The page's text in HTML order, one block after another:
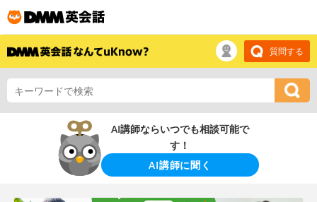
質問する
AI講師ならいつでも相談可能で
す！
AI講師に聞く